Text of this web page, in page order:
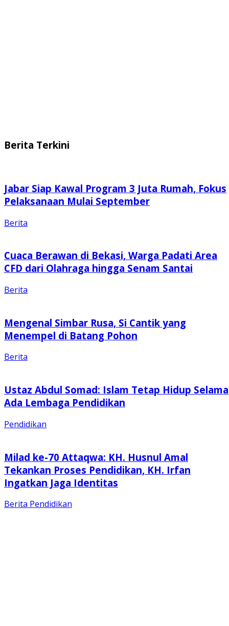
Berita Terkini
Jabar Siap Kawal Program 3 Juta Rumah, Fokus
Pelaksanaan Mulai September
Berita
Cuaca Berawan di Bekasi, Warga Padati Area
CFD dari Olahraga hingga Senam Santai
Berita
Mengenal Simbar Rusa, Si Cantik yang
Menempel di Batang Pohon
Berita
Ustaz Abdul Somad: Islam Tetap Hidup Selama
Ada Lembaga Pendidikan
Pendidikan
Milad ke-70 Attaqwa: KH. Husnul Amal
Tekankan Proses Pendidikan, KH. Irfan
Ingatkan Jaga Identitas
Berita Pendidikan